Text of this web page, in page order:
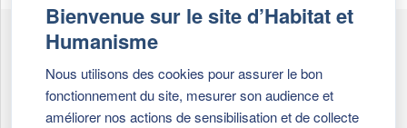
Bienvenue sur le site d’Habitat et
Humanisme
Nous utilisons des cookies pour assurer le bon
fonctionnement du site, mesurer son audience et
améliorer nos actions de sensibilisation et de collecte
69647 Caluire et Cuire cedex